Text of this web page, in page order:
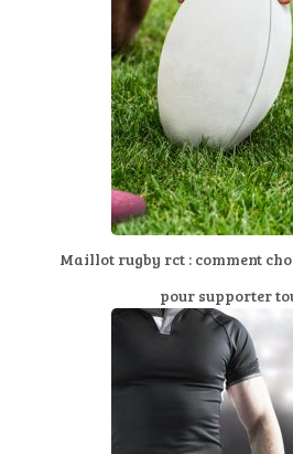
Maillot rugby rct : comment
pour supporter